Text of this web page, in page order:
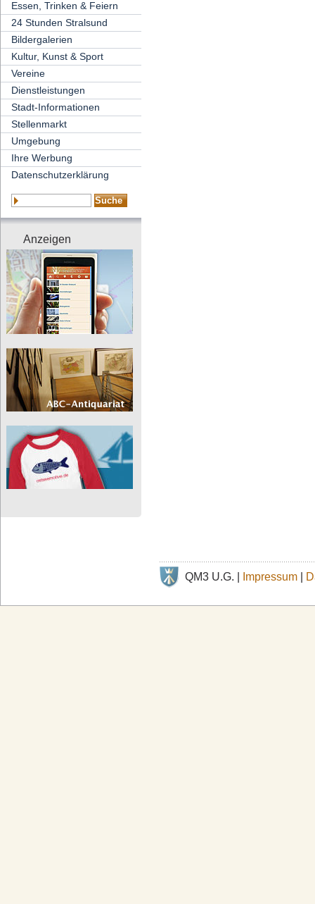
Essen, Trinken & Feiern
24 Stunden Stralsund
Bildergalerien
Kultur, Kunst & Sport
Vereine
Dienstleistungen
Stadt-Informationen
Stellenmarkt
Umgebung
Ihre Werbung
Datenschutzerklärung
Anzeigen
QM3 U.G. | Impressum